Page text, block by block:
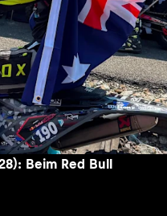
Beim Red Bull